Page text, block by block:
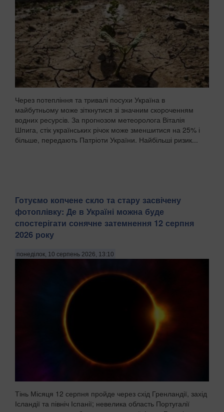
Через потепління та тривалі посухи Україна в
майбутньому може зіткнутися зі значним скороченням
водних ресурсів. За прогнозом метеоролога Віталія
Шпига, стік українських річок може зменшитися на 25% і
більше, передають Патріоти України. Найбільші ризик...
Готуємо копчене скло та стару засвічену
фотоплівку: Де в Україні можна буде
спостерігати сонячне затемнення 12 серпня
2026 року
понеділок, 10 серпень 2026, 13:10
Тінь Місяця 12 серпня пройде через схід Гренландії, захід
Ісландії та північ Іспанії; невелика область Португалії